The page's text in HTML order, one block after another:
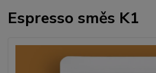
Espresso směs K1